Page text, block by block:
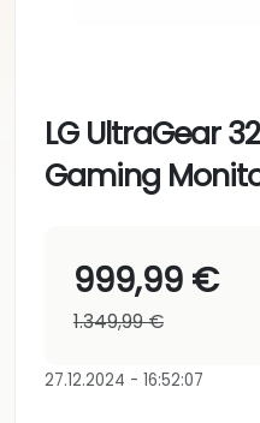
LG UltraGear
Gaming
999,99 €
1.349,99 €
27.12.2024 - 16:52:07